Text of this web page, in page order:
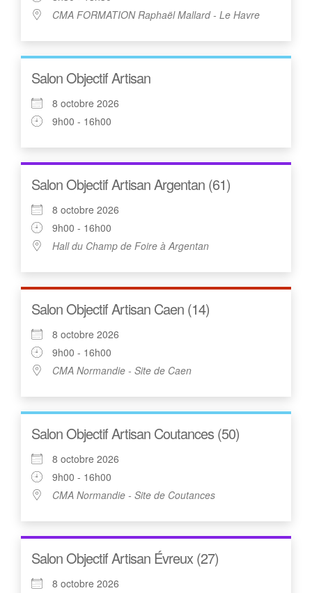
CMA FORMATION Raphaël Mallard - Le Havre
Salon Objectif Artisan
8 octobre 2026
9h00 - 16h00
Salon Objectif Artisan Argentan (61)
8 octobre 2026
9h00 - 16h00
Hall du Champ de Foire à Argentan
Salon Objectif Artisan Caen (14)
8 octobre 2026
9h00 - 16h00
CMA Normandie - Site de Caen
Salon Objectif Artisan Coutances (50)
8 octobre 2026
9h00 - 16h00
CMA Normandie - Site de Coutances
Salon Objectif Artisan Évreux (27)
8 octobre 2026